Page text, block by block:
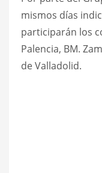
mismos días
participarán los
Palencia, BM.
de Valladolid.